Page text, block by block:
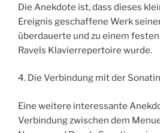
Die Anekdote ist, dass dieses
Ereignis geschaffene Werk
überdauerte und zu einem
Ravels Klavierrepertoire wurde.
4. Die Verbindung mit der
Eine weitere interessante
Verbindung zwischen dem